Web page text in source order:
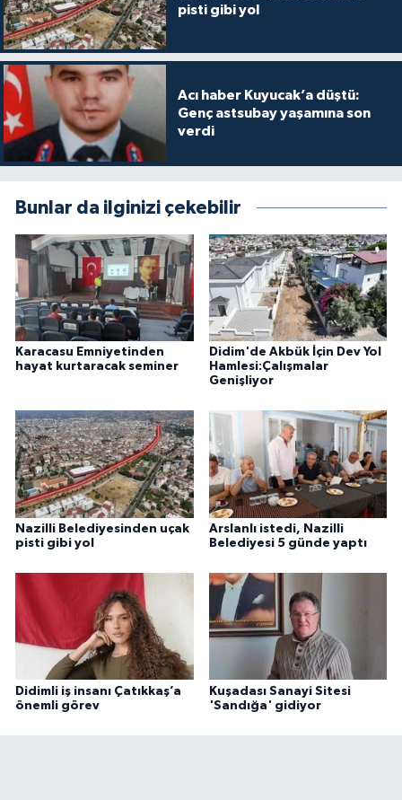
pisti gibi yol
Acı haber Kuyucak’a düştü:
Genç astsubay yaşamına son
verdi
Bunlar da ilginizi çekebilir
Karacasu Emniyetinden
hayat kurtaracak seminer
Didim'de Akbük İçin Dev Yol
Hamlesi:Çalışmalar
Genişliyor
Nazilli Belediyesinden uçak
pisti gibi yol
Arslanlı istedi, Nazilli
Belediyesi 5 günde yaptı
Didimli iş insanı Çatıkkaş’a
önemli görev
Kuşadası Sanayi Sitesi
'Sandığa' gidiyor